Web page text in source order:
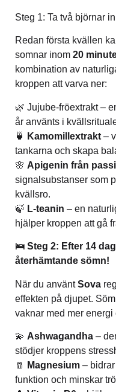
Steg 1: Ta två björnar
Redan första kvällen
somnar inom 20
kombination av
kroppen att varva ner:
🌿 Jujube-fröextrakt –
år använts i
🍵
Kamomillextrakt –
tankarna och skapa
🌸 Apigenin från
signalsubstanser som
kvällsro.
🍃 L-teanin – en
hjälper kroppen att gå
🛌 Steg 2: Efter 14
återhämtande sömn!
När du använtSova
effekten på djupet.
vaknar med mer energi
💫 Ashwagandha –
stödjer kroppens
🧂
Magnesium –
funktion och minskar